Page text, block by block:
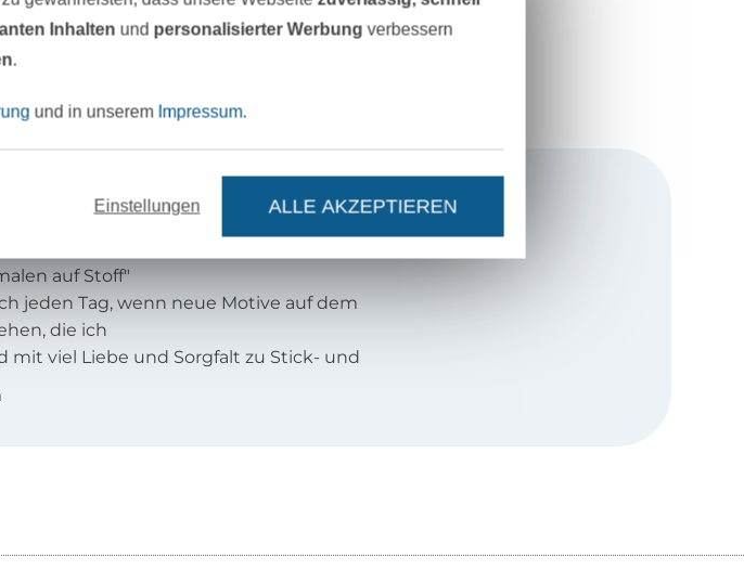
auf Stoff"
jeden Tag, wenn neue Motive auf dem
die ich
mit viel Liebe und Sorgfalt zu Stick- und
umwandle.
Inhalten und personalisierter Werbung verbessern
.
und in unserem Impressum.
Einstellungen ALLE AKZEPTIEREN